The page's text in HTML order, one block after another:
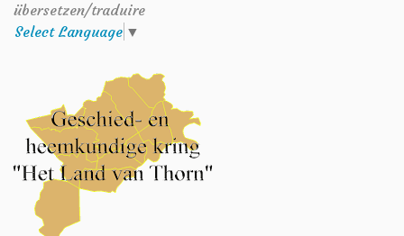
übersetzen/traduire
Select Language ▼